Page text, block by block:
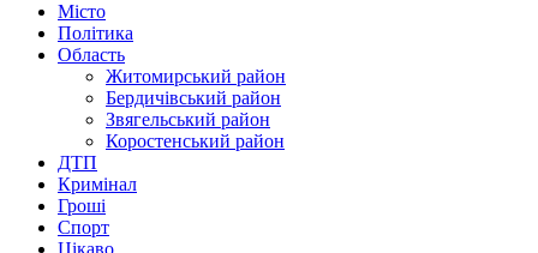
Місто
Політика
Область
Житомирський район
Бердичівський район
Звягельський район
Коростенський район
ДТП
Кримінал
Гроші
Спорт
Цікаво